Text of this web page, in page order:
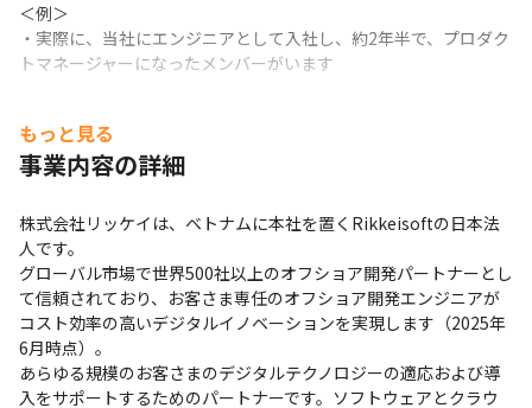
＜例＞
・実際に、当社にエンジニアとして入社し、約2年半で、プロダク
トマネージャーになったメンバーがいます
もっと見る
事業内容の詳細
株式会社リッケイは、ベトナムに本社を置くRikkeisoftの日本法
人です。
グローバル市場で世界500社以上のオフショア開発パートナーとし
て信頼されており、お客さま専任のオフショア開発エンジニアが
コスト効率の高いデジタルイノベーションを実現します（2025年
6月時点）。
あらゆる規模のお客さまのデジタルテクノロジーの適応および導
入をサポートするためのパートナーです。ソフトウェアとクラウ